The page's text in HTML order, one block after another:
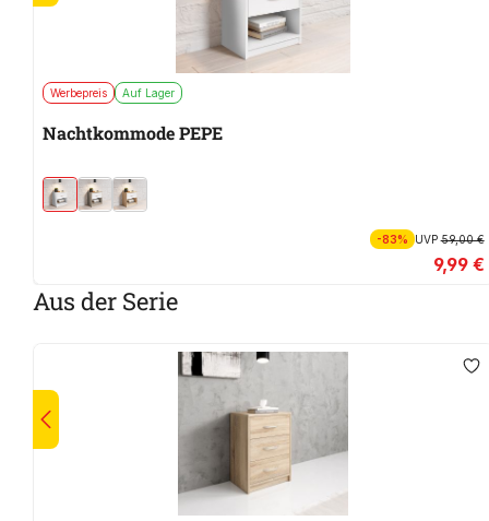
Werbepreis Auf Lager
Nachtkommode PEPE
-83% UVP59,00 €
9,99 €
Aus der Serie